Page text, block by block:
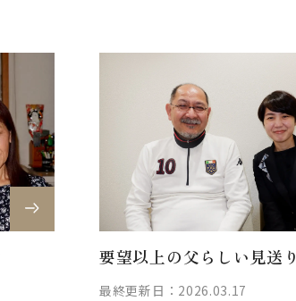
要望以上の父らしい見送り
最終更新日：2026.03.17